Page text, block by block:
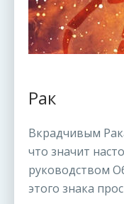
Рак
Вкрадчивым
что значит
руководством
этого знака